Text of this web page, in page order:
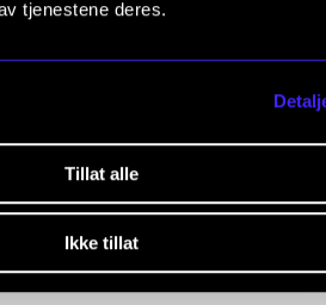
tjenestene deres.
Tillat alle
Ikke tillat
aktiv deltakelse i emnet. Dette
at fravær på mer enn 20
én til to korte innledninger
løpet av kurset.